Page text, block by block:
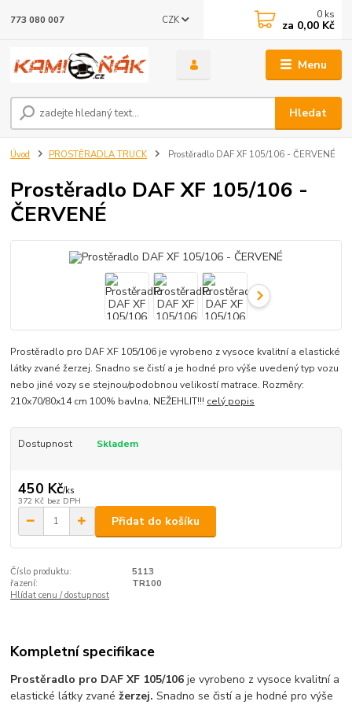
Menu
CZK
Hledat
773 080 007 0 ks
za 0,00 Kč
Úvod PROSTĚRADLA TRUCK Prostěradlo DAF XF 105/106 - ČERVENÉ
Prostěradlo DAF XF 105/106 -
ČERVENÉ
Prostěradlo pro DAF XF 105/106 je vyrobeno z vysoce kvalitní a elastické
látky zvané žerzej. Snadno se čistí a je hodné pro výše uvedený typ vozu
nebo jiné vozy se stejnou/podobnou velikostí matrace. Rozměry:
210x70/80x14 cm 100% bavlna, NEŽEHLIT!!! celý popis
Dostupnost Skladem
450 Kč/ks
372 Kč bez DPH
Přidat do košíku
Číslo produktu:
5113
řazení:
TR100
Hlídat cenu / dostupnost
Kompletní specifikace
Prostěradlo pro DAF XF 105/106je vyrobeno z vysoce kvalitní a
elastické látky zvanéžerzej.Snadno se čistí a je hodné pro výše